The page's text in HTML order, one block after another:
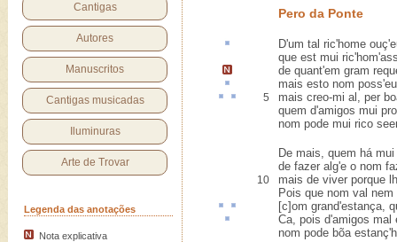
Cantigas
Autores
Manuscritos
Cantigas musicadas
Iluminuras
Arte de Trovar
Legenda das anotações
Nota explicativa
Pero da Ponte
D'um tal ric'home
que est mui
de quant'em gram
mais esto nom
5 mais creo-mi al , per
quem d'amigos mui
nom pode mui rico
De mais, quem há
de fazer alg'e o nom
10
mais de viver porque
Pois que nom val nem
[c]om grand'estança,
Ca, pois d'amigos mal
nom pode bõa